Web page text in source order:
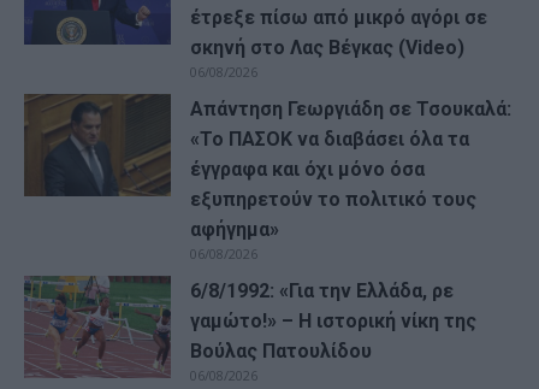
έτρεξε πίσω από μικρό αγόρι σε
σκηνή στο Λας Βέγκας (Video)
06/08/2026
Απάντηση Γεωργιάδη σε Τσουκαλά:
«Το ΠΑΣΟΚ να διαβάσει όλα τα
έγγραφα και όχι μόνο όσα
εξυπηρετούν το πολιτικό τους
αφήγημα»
06/08/2026
6/8/1992: «Για την Ελλάδα, ρε
γαμώτο!» – Η ιστορική νίκη της
Βούλας Πατουλίδου
06/08/2026